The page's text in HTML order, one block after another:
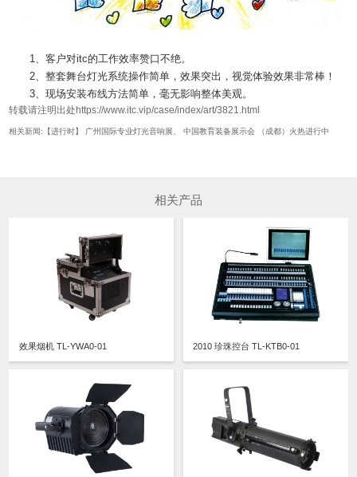
1、客户对itc的工作效率赞口不绝。
2、整套舞台灯光系统操作简单，效果突出，视觉体验效果非常棒！
3、现场安装布线方法简单，毫无影响整体美观。
转载请注明出处https://www.itc.vip/case/index/art/3821.html
相关新闻:【进行时】 广州国际专业灯光音响展、 中国教育装备展示会 （成都）火热进行中
相关产品
效果烟机 TL-YWA0-01 2010 珍珠控台 TL-KTB0-01